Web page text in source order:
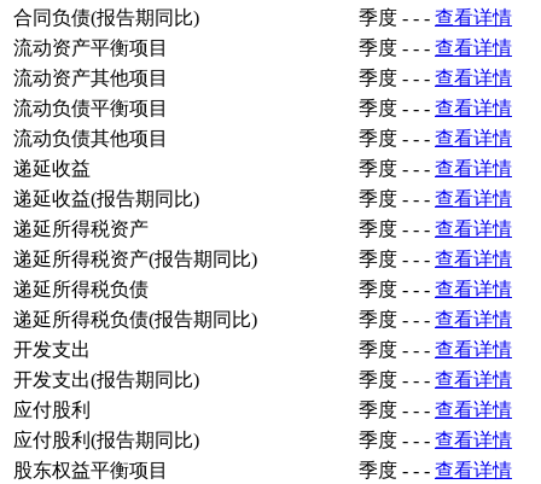
合同负债(报告期同比)
季度 - - - 查看详情
流动资产平衡项目
季度 - - - 查看详情
流动资产其他项目
季度 - - - 查看详情
流动负债平衡项目
季度 - - - 查看详情
流动负债其他项目
季度 - - - 查看详情
递延收益
季度 - - - 查看详情
递延收益(报告期同比)
季度 - - - 查看详情
递延所得税资产
季度 - - - 查看详情
递延所得税资产(报告期同比)
季度 - - - 查看详情
递延所得税负债
季度 - - - 查看详情
递延所得税负债(报告期同比)
季度 - - - 查看详情
开发支出
季度 - - - 查看详情
开发支出(报告期同比)
季度 - - - 查看详情
应付股利
季度 - - - 查看详情
应付股利(报告期同比)
季度 - - - 查看详情
股东权益平衡项目
季度 - - - 查看详情